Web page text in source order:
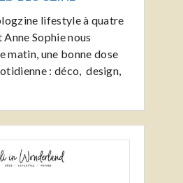
lifestyle à quatre
Sophie nous
matin, une bonne dose
: déco, design,